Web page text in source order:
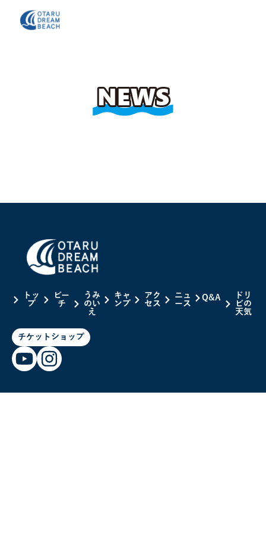
トッ
プ
ビー
チ
うみ
のい
え
キャ
ンプ
アク
セス
ニュ
ース
Q&A
ドリ
ビの
天気
チケットショップ